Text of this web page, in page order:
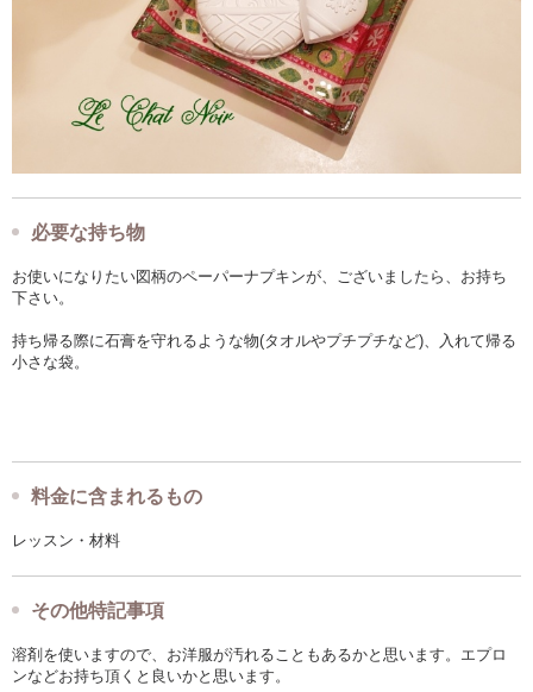
必要な持ち物
お使いになりたい図柄のペーパーナプキンが、ございましたら、お持ち
下さい。
持ち帰る際に石膏を守れるような物(タオルやプチプチなど)、入れて帰る
小さな袋。
料金に含まれるもの
レッスン・材料
その他特記事項
溶剤を使いますので、お洋服が汚れることもあるかと思います。エプロ
ンなどお持ち頂くと良いかと思います。